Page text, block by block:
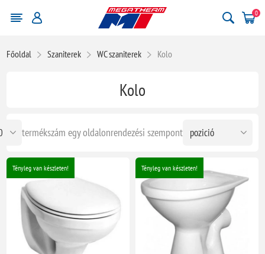
0
Főoldal Szaniterek WC szaniterek Kolo
Kolo
rendezési szempont
termékszám egy oldalon
Tényleg van készleten! Tényleg van készleten!